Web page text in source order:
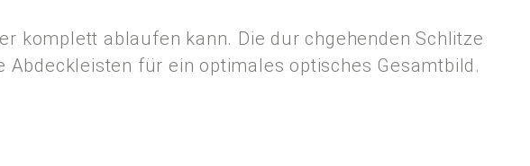
komplett ablaufen kann. Die dur chgehenden Schlitze
für ein optimales optisches Gesamtbild.